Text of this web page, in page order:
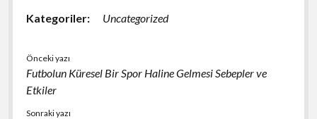
Kategoriler: Uncategorized
Önceki yazı
Futbolun Küresel Bir Spor Haline Gelmesi Sebepler ve
Etkiler
Sonraki yazı